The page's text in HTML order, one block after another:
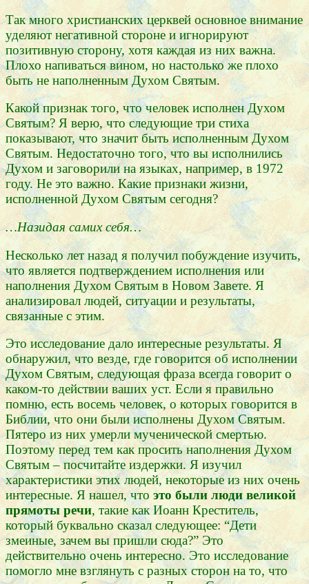
Так много христианских церквей основное внимание
уделяют негативной стороне и игнорируют
позитивную сторону, хотя каждая из них важна.
Плохо напиваться вином, но настолько же плохо
быть не наполненным Духом Святым.
Какой признак того, что человек исполнен Духом
Святым? Я верю, что следующие три стиха
показывают, что значит быть исполненным Духом
Святым. Недостаточно того, что вы исполнились
Духом и заговорили на языках, например, в 1972
году. Не это важно. Какие признаки жизни,
исполненной Духом Святым сегодня?
…Назидая самих себя…
Несколько лет назад я получил побуждение изучить,
что является подтверждением исполнения или
наполнения Духом Святым в Новом Завете. Я
анализировал людей, ситуации и результаты,
связанные с этим.
Это исследование дало интересные результаты. Я
обнаружил, что везде, где говорится об исполнении
Духом Святым, следующая фраза всегда говорит о
каком-то действии ваших уст. Если я правильно
помню, есть восемь человек, о которых говорится в
Библии, что они были исполнены Духом Святым.
Пятеро из них умерли мученической смертью.
Поэтому перед тем как просить наполнения Духом
Святым – посчитайте издержки. Я изучил
характеристики этих людей, некоторые из них очень
интересные. Я нашел, что это были люди великой
прямоты речи, такие как Иоанн Креститель,
который буквально сказал следующее: “Дети
змеиные, зачем вы пришли сюда?” Это
действительно очень интересно. Это исследование
помогло мне взглянуть с разных сторон на то, что